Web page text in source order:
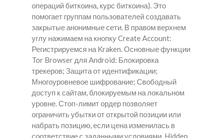
операций биткоина, курс биткоина). Это
помогает группам пользователей создавать
закрытые анонимные сети. В правом верхнем
углу нажимаем на кнопку Create Account:
Регистрируемся на Kraken. Основные функции
Tor Browser для Android: Блокировка
трекеров; Защита от идентификации;
Многоуровневое шифрование; Свободный
доступ к сайтам, блокируемым на локальном
уровне. Стоп-лимит ордер позволяет
ограничить убытки от открытой позиции или
набрать позицию, если цена изменилась в
соответствие с заданными условиями. Hidden